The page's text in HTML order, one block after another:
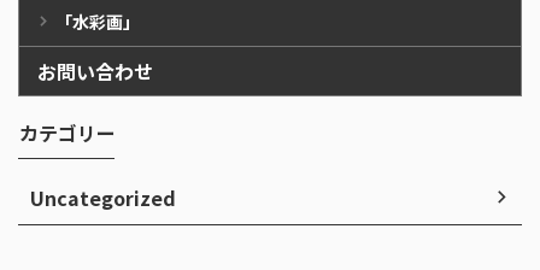
「水彩画」
お問い合わせ
カテゴリー
Uncategorized